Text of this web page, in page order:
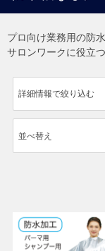
プロ向け業務用の防
サロンワークに役立
詳細情報で絞り込む
並べ替え